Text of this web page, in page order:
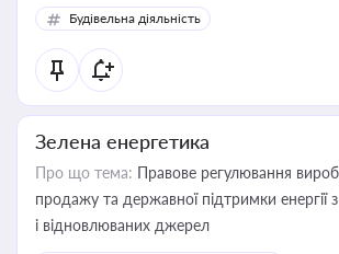
Будівельна діяльність
Зелена енергетика
Про що тема: Правове регулювання
продажу та державної підтримки енергії
і відновлюваних джерел